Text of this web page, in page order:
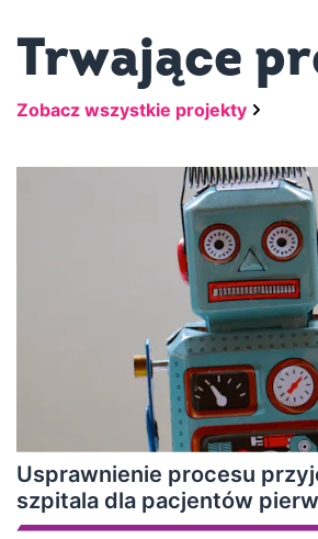
Trwające
Zobacz wszystkie projekty
Usprawnienie procesu
szpitala dla pacjentów